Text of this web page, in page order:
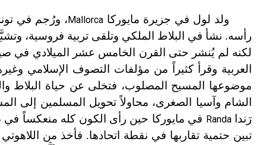
ولد لول في جزيرة مايوركا Mallorca، ورُجم في
رأسه. نشأ في البلاط الملكي وتلقى تربية فروسية،
لكنه لم يُنشر حتى القرن الخامس عشر الميلادي في
العربية وقرأ كثيراً من مؤلفات التصوف الإسلامي
موضوعها المسيح المصلوب، فتخلى عن حياة البلاط
رَنداRanda في مايوركا حين رأى الكون كله منعكساً في
تبين حتمية تقاربها في نقطة اتحادها. فأخذ من